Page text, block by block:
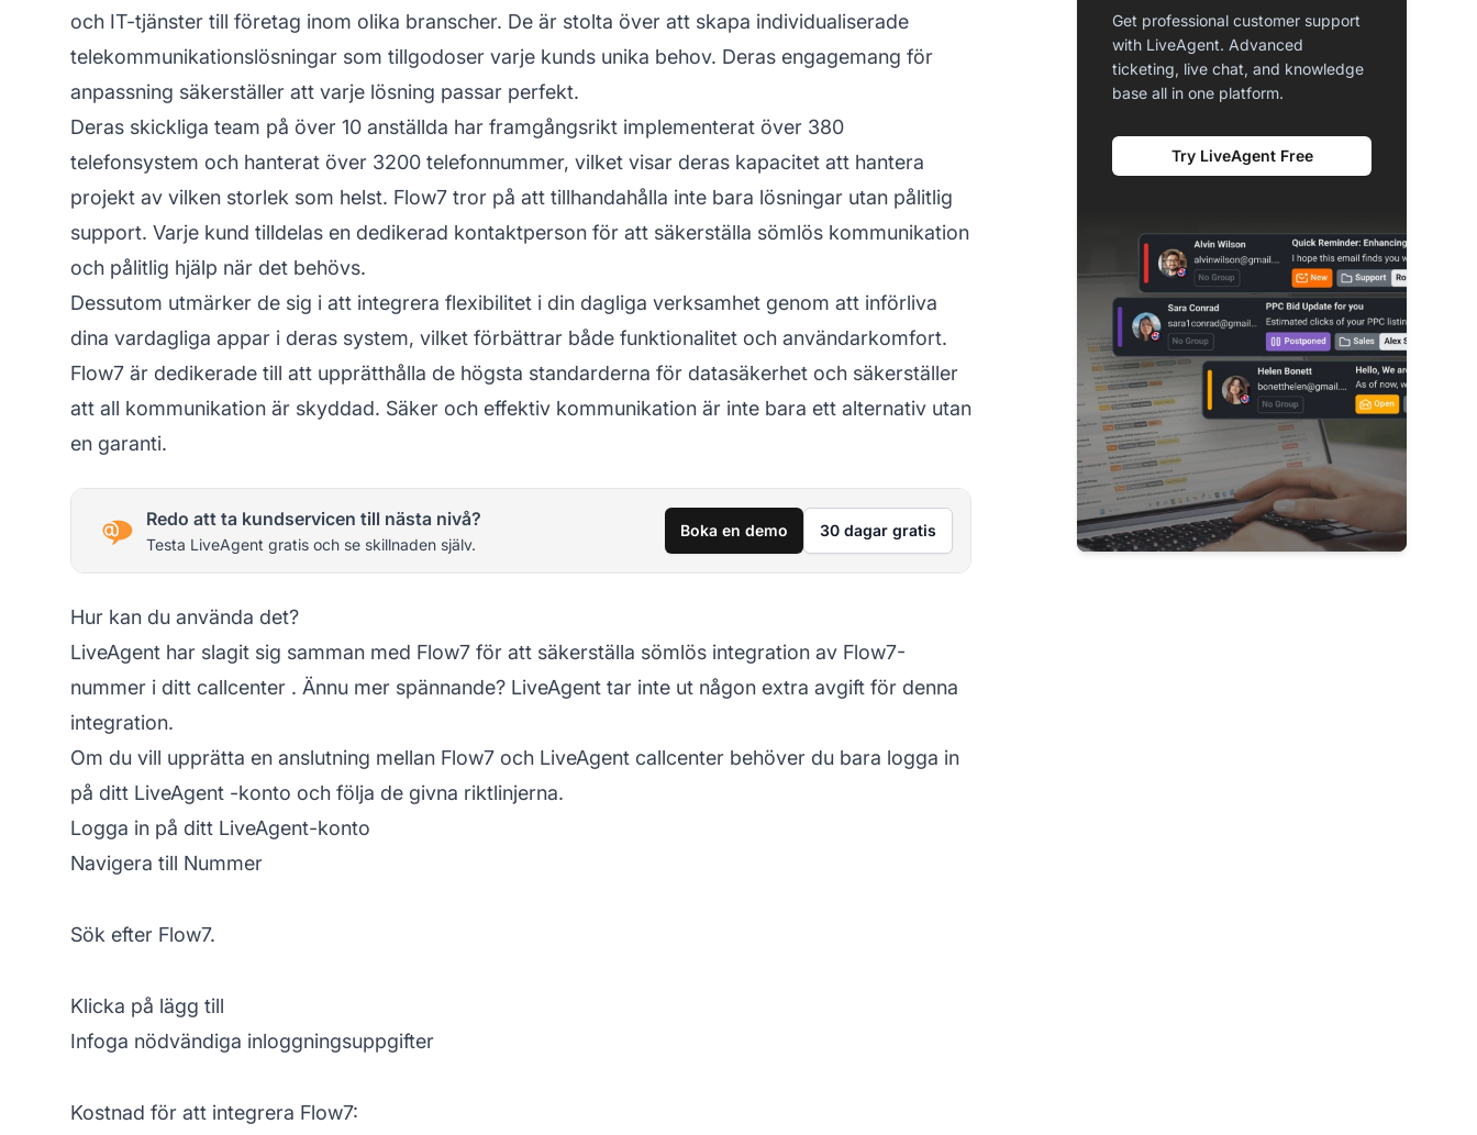
och IT-tjänster till företag inom olika branscher. De är stolta över att skapa individualiserade
telekommunikationslösningar som tillgodoser varje kunds unika behov. Deras engagemang för
anpassning säkerställer att varje lösning passar perfekt.
Deras skickliga team på över 10 anställda har framgångsrikt implementerat över 380
telefonsystem och hanterat över 3200 telefonnummer, vilket visar deras kapacitet att hantera
projekt av vilken storlek som helst. Flow7 tror på att tillhandahålla inte bara lösningar utan pålitlig
support. Varje kund tilldelas en dedikerad kontaktperson för att säkerställa sömlös kommunikation
och pålitlig hjälp när det behövs.
Dessutom utmärker de sig i att integrera flexibilitet i din dagliga verksamhet genom att införliva
dina vardagliga appar i deras system, vilket förbättrar både funktionalitet och användarkomfort.
Flow7 är dedikerade till att upprätthålla de högsta standarderna för datasäkerhet och säkerställer
att all kommunikation är skyddad. Säker och effektiv kommunikation är inte bara ett alternativ utan
en garanti.
Redo att ta kundservicen till nästa nivå?
Testa LiveAgent gratis och se skillnaden själv.
Boka en demo 30 dagar gratis
Hur kan du använda det?
LiveAgent har slagit sig samman med Flow7 för att säkerställa sömlös integration av Flow7-
nummer i ditt callcenter . Ännu mer spännande? LiveAgent tar inte ut någon extra avgift för denna
integration.
Om du vill upprätta en anslutning mellan Flow7 och LiveAgent callcenter behöver du bara logga in
på ditt LiveAgent -konto och följa de givna riktlinjerna.
Logga in på ditt LiveAgent-konto
Navigera till Nummer
Sök efter Flow7.
Klicka på lägg till
Infoga nödvändiga inloggningsuppgifter
Kostnad för att integrera Flow7:
Get professional customer support
with LiveAgent. Advanced
ticketing, live chat, and knowledge
base all in one platform.
Try LiveAgent Free